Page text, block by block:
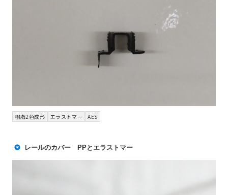
樹脂2色成形 エラストマー AES
レールのカバー PPとエラストマー